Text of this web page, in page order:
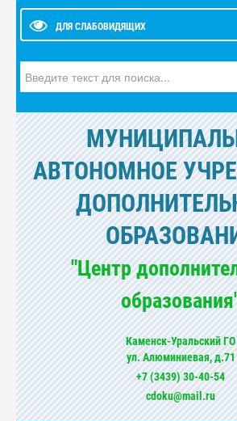
ДЛЯ СЛАБОВИДЯЩИХ
АВТОНОМНОЕ
"Центр
Каменск-Уральский ГО
ул. Алюминиевая, д.71
+7 (3439) 30-40-54
cdoku@mail.ru